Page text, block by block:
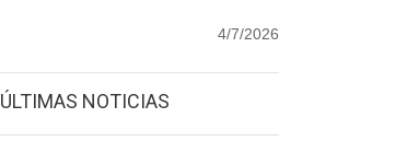
4/7/2026
ÚLTIMAS NOTICIAS